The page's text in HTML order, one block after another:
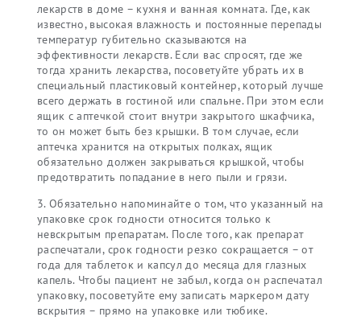
лекарств в доме – кухня и ванная комната. Где, как
известно, высокая влажность и постоянные перепады
температур губительно сказываются на
эффективности лекарств. Если вас спросят, где же
тогда хранить лекарства, посоветуйте убрать их в
специальный пластиковый контейнер, который лучше
всего держать в гостиной или спальне. При этом если
ящик с аптечкой стоит внутри закрытого шкафчика,
то он может быть без крышки. В том случае, если
аптечка хранится на открытых полках, ящик
обязательно должен закрываться крышкой, чтобы
предотвратить попадание в него пыли и грязи.
3. Обязательно напоминайте о том, что указанный на
упаковке срок годности относится только к
невскрытым препаратам. После того, как препарат
распечатали, срок годности резко сокращается – от
года для таблеток и капсул до месяца для глазных
капель. Чтобы пациент не забыл, когда он распечатал
упаковку, посоветуйте ему записать маркером дату
вскрытия – прямо на упаковке или тюбике.